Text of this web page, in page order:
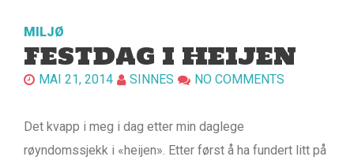
MILJØ
FESTDAG I HEIJEN
MAI 21, 2014 SINNES NO COMMENTS
Det kvapp i meg i dag etter min daglege
røyndomssjekk i «heijen». Etter først å ha fundert litt på